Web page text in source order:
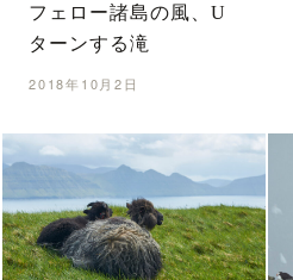
フェロー諸島の風、U
ターンする滝
2018年10月2日